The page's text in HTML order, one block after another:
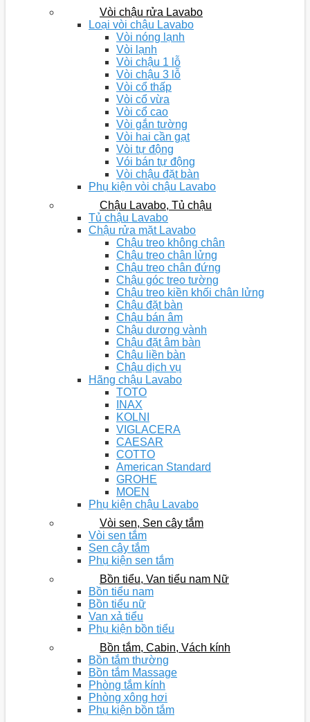
Vòi chậu rửa Lavabo
Loại vòi chậu Lavabo
Vòi nóng lạnh
Vòi lạnh
Vòi chậu 1 lỗ
Vòi chậu 3 lỗ
Vòi cổ thấp
Vòi cổ vừa
Vòi cổ cao
Vòi gắn tường
Vòi hai cần gạt
Vòi tự động
Vói bán tự động
Vòi chậu đặt bàn
Phụ kiện vòi chậu Lavabo
Chậu Lavabo, Tủ chậu
Tủ chậu Lavabo
Chậu rửa mặt Lavabo
Chậu treo không chân
Chậu treo chân lửng
Chậu treo chân đứng
Chậu góc treo tường
Chậu treo kiền khối chân lửng
Chậu đặt bàn
Chậu bán âm
Chậu dương vành
Chậu đặt âm bàn
Chậu liền bàn
Chậu dịch vụ
Hãng chậu Lavabo
TOTO
INAX
KOLNI
VIGLACERA
CAESAR
COTTO
American Standard
GROHE
MOEN
Phụ kiện chậu Lavabo
Vòi sen, Sen cây tắm
Vòi sen tắm
Sen cây tắm
Phụ kiện sen tắm
Bồn tiểu, Van tiểu nam Nữ
Bồn tiểu nam
Bồn tiểu nữ
Van xả tiểu
Phụ kiện bồn tiểu
Bồn tắm, Cabin, Vách kính
Bồn tắm thường
Bồn tắm Massage
Phòng tắm kính
Phòng xông hơi
Phụ kiện bồn tắm